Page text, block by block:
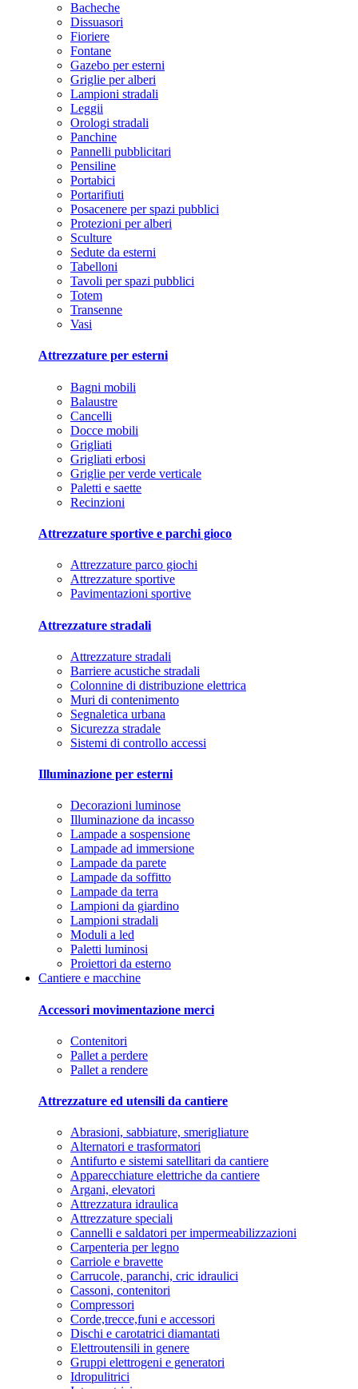
Bacheche
Dissuasori
Fioriere
Fontane
Gazebo per esterni
Griglie per alberi
Lampioni stradali
Leggii
Orologi stradali
Panchine
Pannelli pubblicitari
Pensiline
Portabici
Portarifiuti
Posacenere per spazi pubblici
Protezioni per alberi
Sculture
Sedute da esterni
Tabelloni
Tavoli per spazi pubblici
Totem
Transenne
Vasi
Attrezzature per esterni
Bagni mobili
Balaustre
Cancelli
Docce mobili
Grigliati
Grigliati erbosi
Griglie per verde verticale
Paletti e saette
Recinzioni
Attrezzature sportive e parchi gioco
Attrezzature parco giochi
Attrezzature sportive
Pavimentazioni sportive
Attrezzature stradali
Attrezzature stradali
Barriere acustiche stradali
Colonnine di distribuzione elettrica
Muri di contenimento
Segnaletica urbana
Sicurezza stradale
Sistemi di controllo accessi
Illuminazione per esterni
Decorazioni luminose
Illuminazione da incasso
Lampade a sospensione
Lampade ad immersione
Lampade da parete
Lampade da soffitto
Lampade da terra
Lampioni da giardino
Lampioni stradali
Moduli a led
Paletti luminosi
Proiettori da esterno
Cantiere e macchine
Accessori movimentazione merci
Contenitori
Pallet a perdere
Pallet a rendere
Attrezzature ed utensili da cantiere
Abrasioni, sabbiature, smerigliature
Alternatori e trasformatori
Antifurto e sistemi satellitari da cantiere
Apparecchiature elettriche da cantiere
Argani, elevatori
Attrezzatura idraulica
Attrezzature speciali
Cannelli e saldatori per impermeabilizzazioni
Carpenteria per legno
Carriole e bravette
Carrucole, paranchi, cric idraulici
Cassoni, contenitori
Compressori
Corde,trecce,funi e accessori
Dischi e carotatrici diamantati
Elettroutensili in genere
Gruppi elettrogeni e generatori
Idropulitrici